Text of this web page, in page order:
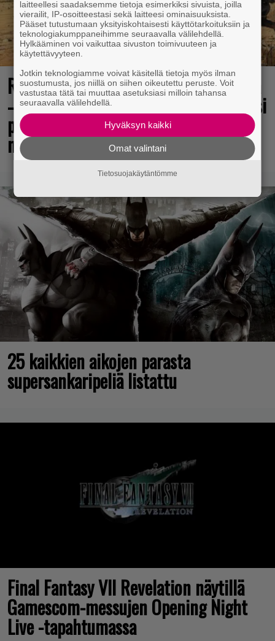
Rakastettu pelisarja täyttää 25 vuotta
– vuonna 2012 julkaistu osa ilmaiseksi
pc:lle, muita osia voi testailla
maksutta
25 kaikkien aikojen parasta
supersankaripeliä listattu
Final Fantasy VII Revelation näytillä
Gamescom-messujen Opening Night
Live -tapahtumassa
laitteellesi saadaksemme tietoja esimerkiksi sivuista, joilla
vierailit, IP-osoitteestasi sekä laitteesi ominaisuuksista.
Pääset tutustumaan yksityiskohtaisesti käyttötarkoituksiin ja
teknologiakumppaneihimme seuraavalla välilehdellä.
Hylkääminen voi vaikuttaa sivuston toimivuuteen ja
käytettävyyteen.
Jotkin teknologiamme voivat käsitellä tietoja myös ilman
suostumusta, jos niillä on siihen oikeutettu peruste. Voit
vastustaa tätä tai muuttaa asetuksiasi milloin tahansa
seuraavalla välilehdellä.
Hyväksyn kaikki
Omat valintani
Tietosuojakäytäntömme